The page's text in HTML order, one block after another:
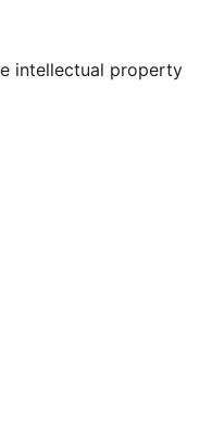
intellectual property